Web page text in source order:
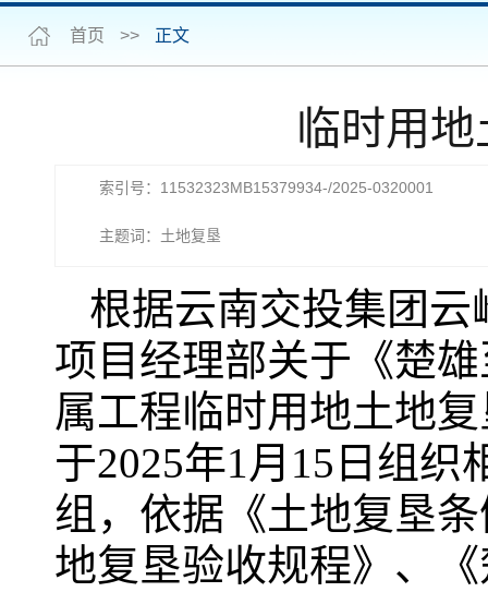
首页 >> 正文
临时用
索引号：11532323MB15379934-/2025-0320001
主题词：土地复垦
根据云南交投集团
项目经理部关于《楚
属工程临时用地土地
于2025年1月15日组
组，依据《土地复垦
地复垦验收规程》、